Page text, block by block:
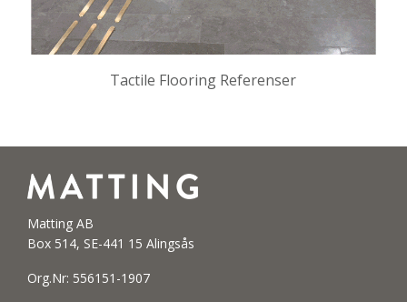
Tactile Flooring Referenser
Matting AB
Box 514, SE-441 15 Alingsås
Org.Nr: 556151-1907